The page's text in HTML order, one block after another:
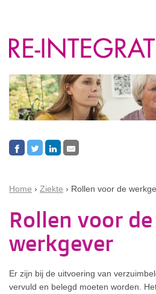
Home Ziekte Rollen voor de
Rollen voor de
werkgever
Er zijn bij de uitvoering van
vervuld en belegd moeten worden.